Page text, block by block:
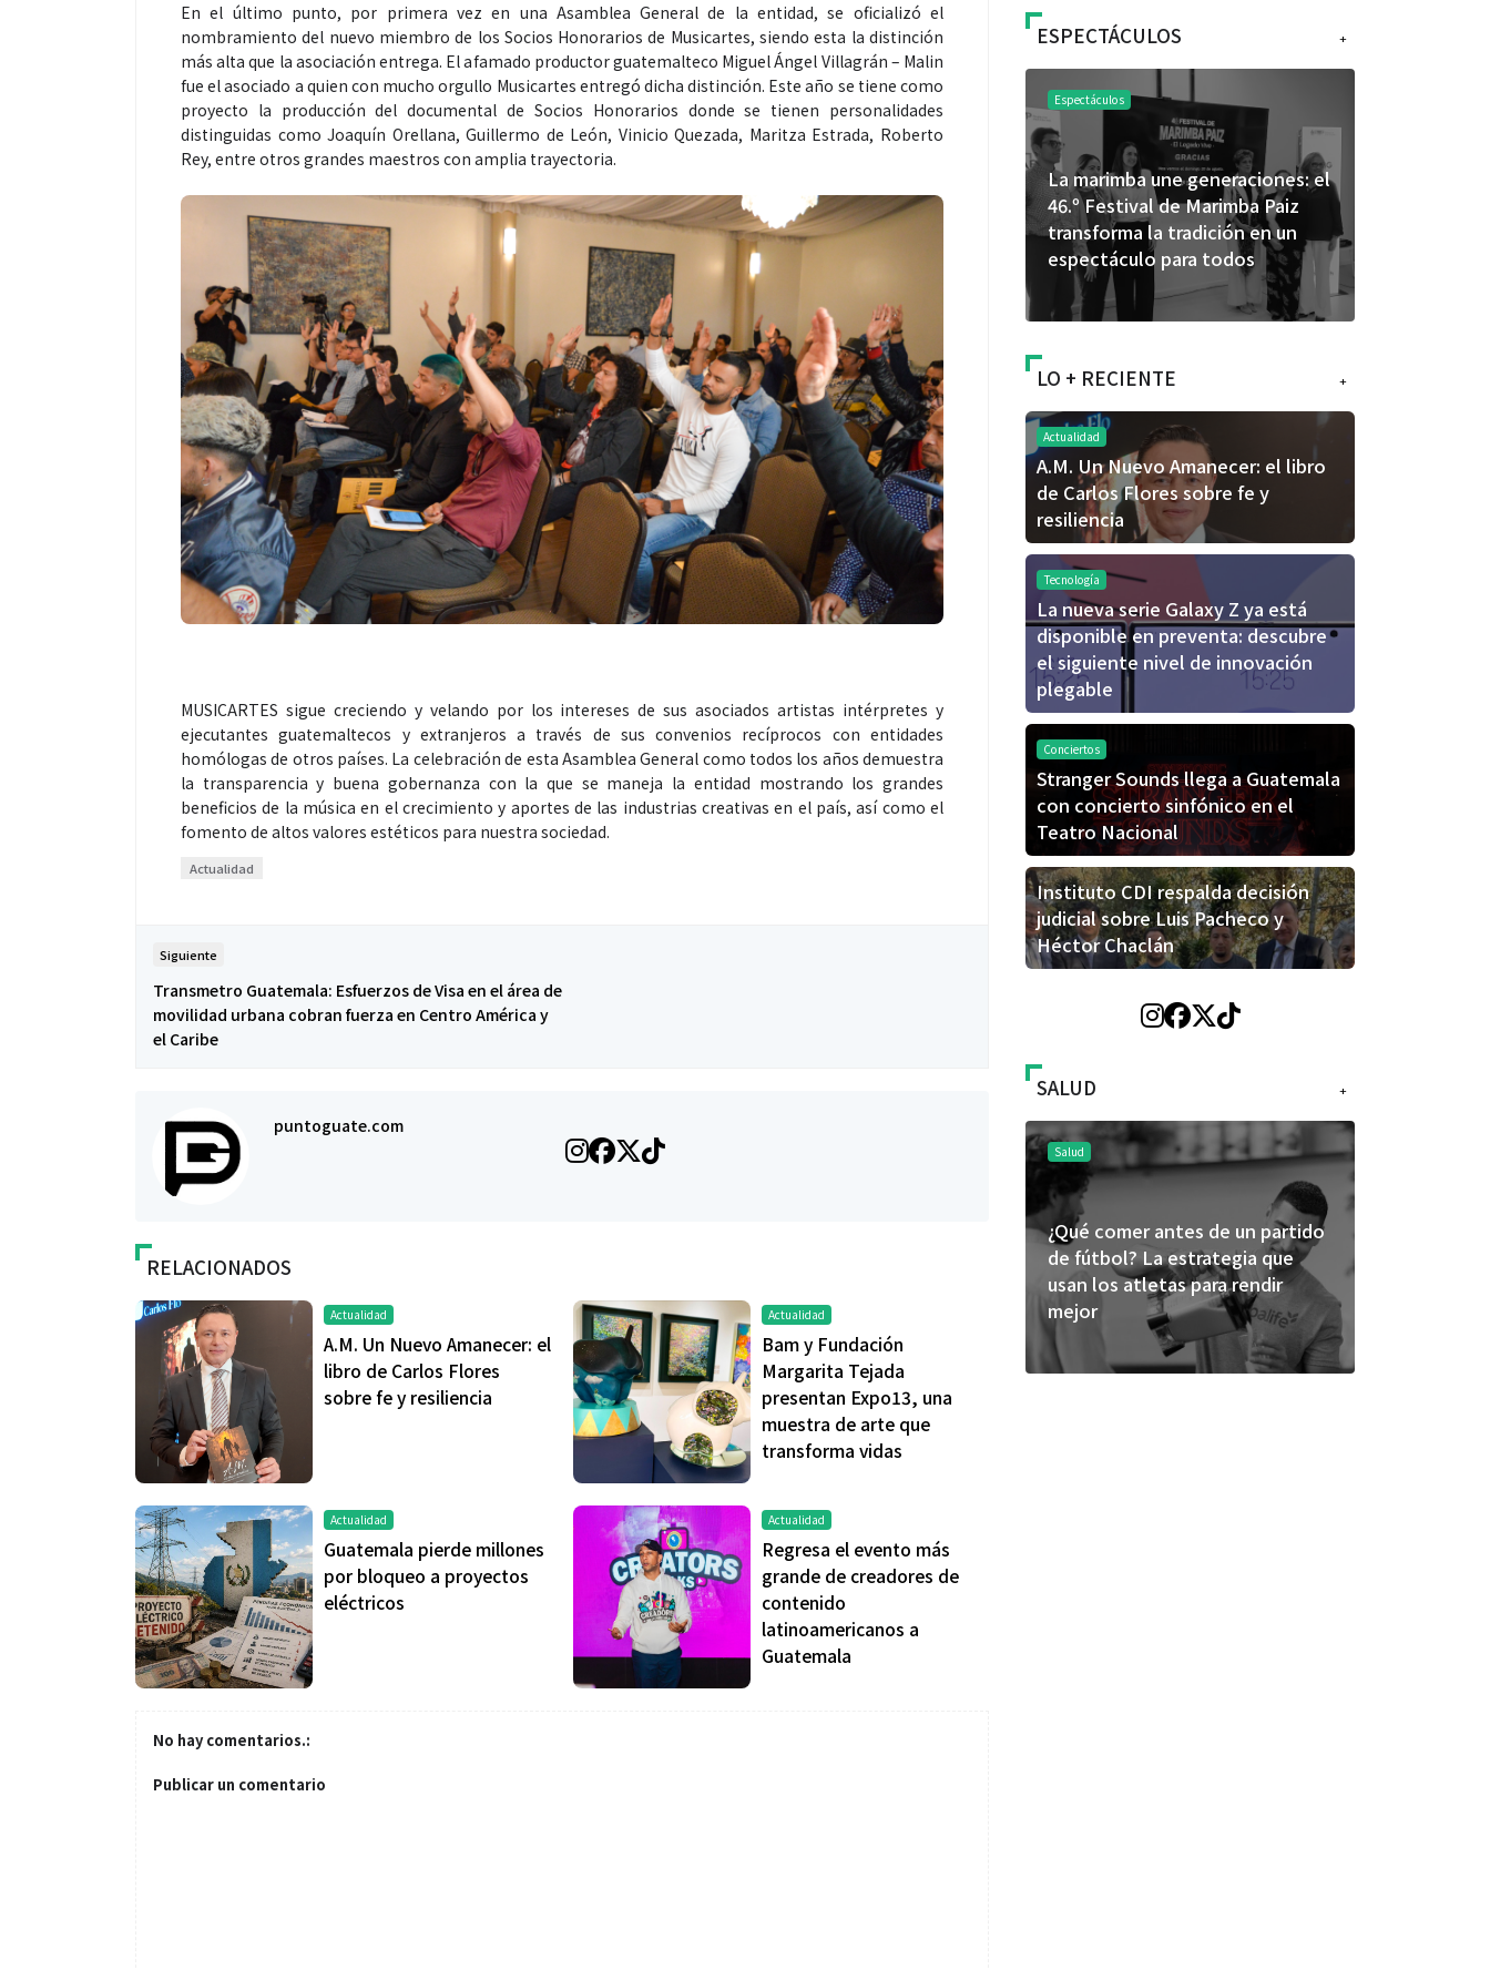
En el último punto, por primera vez en una Asamblea General de la entidad, se oficializó el
nombramiento del nuevo miembro de los Socios Honorarios de Musicartes, siendo esta la distinción
más alta que la asociación entrega. El afamado productor guatemalteco Miguel Ángel Villagrán – Malin
fue el asociado a quien con mucho orgullo Musicartes entregó dicha distinción. Este año se tiene como
proyecto la producción del documental de Socios Honorarios donde se tienen personalidades
distinguidas como Joaquín Orellana, Guillermo de León, Vinicio Quezada, Maritza Estrada, Roberto
Rey, entre otros grandes maestros con amplia trayectoria.
MUSICARTES sigue creciendo y velando por los intereses de sus asociados artistas intérpretes y
ejecutantes guatemaltecos y extranjeros a través de sus convenios recíprocos con entidades
homólogas de otros países. La celebración de esta Asamblea General como todos los años demuestra
la transparencia y buena gobernanza con la que se maneja la entidad mostrando los grandes
beneficios de la música en el crecimiento y aportes de las industrias creativas en el país, así como el
fomento de altos valores estéticos para nuestra sociedad.
Actualidad
Siguiente
Transmetro Guatemala: Esfuerzos de Visa en el área de
movilidad urbana cobran fuerza en Centro América y
el Caribe
puntoguate.com
RELACIONADOS
Actualidad
A.M. Un Nuevo Amanecer: el
libro de Carlos Flores
sobre fe y resiliencia
Actualidad
Bam y Fundación
Margarita Tejada
presentan Expo13, una
muestra de arte que
transforma vidas
Actualidad
Guatemala pierde millones
por bloqueo a proyectos
eléctricos
Actualidad
Regresa el evento más
grande de creadores de
contenido
latinoamericanos a
Guatemala
No hay comentarios.:
Publicar un comentario
+
ESPECTÁCULOS
Espectáculos
La marimba une generaciones: el
46.º Festival de Marimba Paiz
transforma la tradición en un
espectáculo para todos
primer capítulo del universo de
“FRAGMENTOS” su próximo
álbum de estudio
Dai” y conquista el número uno
mundial en Spotify y Billboard
46.º Festival de Marimba Paiz
transforma la tradición en un
+
LO + RECIENTE
Actualidad
A.M. Un Nuevo Amanecer: el libro
de Carlos Flores sobre fe y
resiliencia
Tecnología
La nueva serie Galaxy Z ya está
disponible en preventa: descubre
el siguiente nivel de innovación
plegable
Conciertos
Stranger Sounds llega a Guatemala
con concierto sinfónico en el
Teatro Nacional
Instituto CDI respalda decisión
judicial sobre Luis Pacheco y
Héctor Chaclán
+
SALUD
Salud
¿Qué comer antes de un partido
de fútbol? La estrategia que
usan los atletas para rendir
mejor
de fútbol? La estrategia que
usan los atletas para rendir